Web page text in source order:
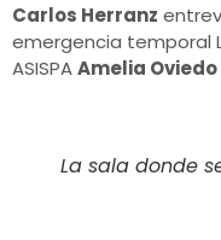
Carlos Herranz
emergencia temporal
ASISPAAmelia Oviedo
La sala donde